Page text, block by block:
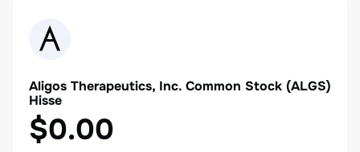
Aligos Therapeutics, Inc. Common Stock (ALGS)
Hisse
$0.00